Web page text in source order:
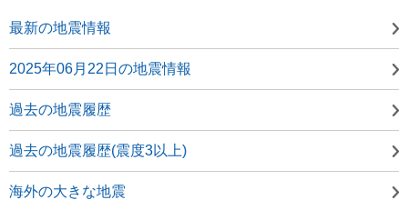
最新の地震情報
2025年06月22日の地震情報
過去の地震履歴
過去の地震履歴(震度3以上)
海外の大きな地震